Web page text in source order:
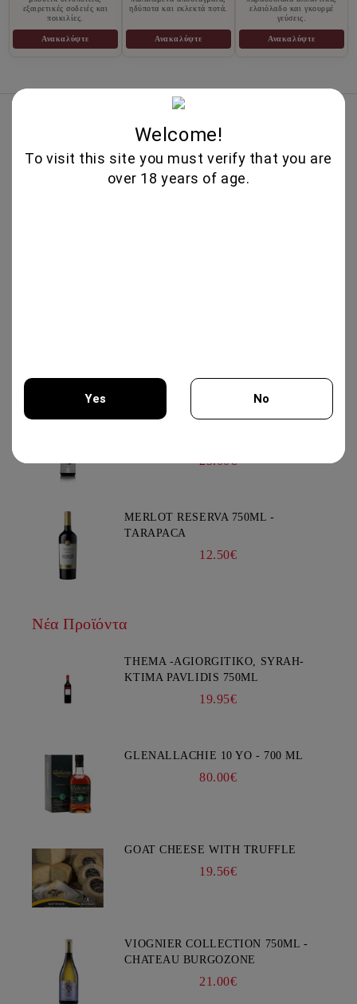
εξαιρετικές σοδειές και
ποικιλίες.
Ανακαλύψτε
ηδύποτα και εκλεκτά ποτά.
Ανακαλύψτε
ελαιόλαδο και γκουρμέ
γεύσεις.
Ανακαλύψτε
Κορυφαίες Πωλήσεις
PINOT NOIR BOURGOGNE 750ML -
DOMAINE FAIVELEY
51.50€
IRIS CREATION 750ML - CHATEAU
25.00€
MERLOT RESERVA 750ML -
TARAPACA
12.50€
Νέα Προϊόντα
THEMA -AGIORGITIKO, SYRAH-
KTIMA PAVLIDIS 750ML
19.95€
GLENALLACHIE 10 YO - 700 ML
80.00€
GOAT CHEESE WITH TRUFFLE
19.56€
VIOGNIER COLLECTION 750ML -
CHATEAU BURGOZONE
21.00€
Welcome!
To visit this site you must verify that you are
over 18 years of age.
Yes No